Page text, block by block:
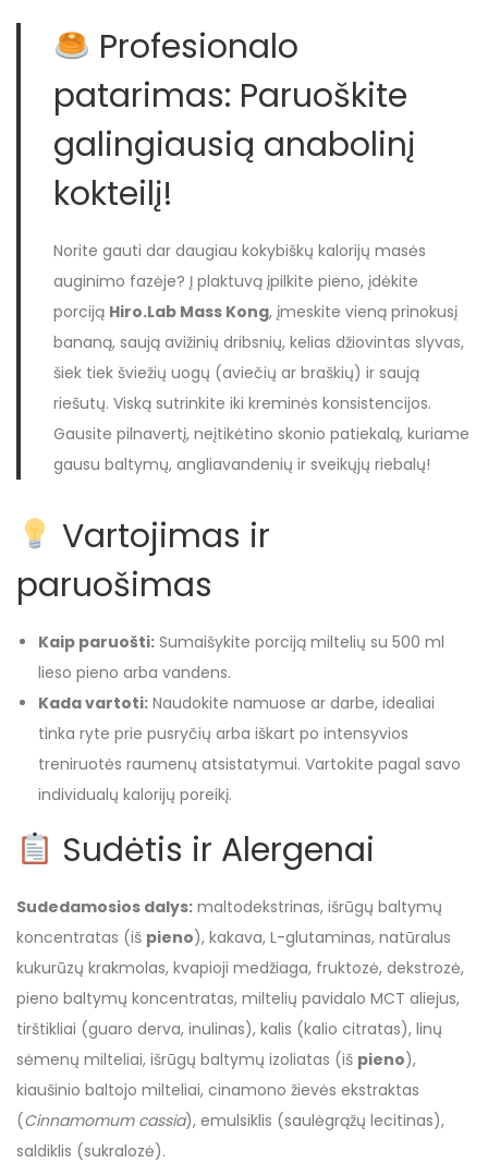
Profesionalo
patarimas: Paruoškite
galingiausią anabolinį
kokteilį!
Norite gauti dar daugiau kokybiškų kalorijų masės
auginimo fazėje? Į plaktuvą įpilkite pieno, įdėkite
porciją Hiro.Lab Mass Kong, įmeskite vieną prinokusį
bananą, saują avižinių dribsnių, kelias džiovintas slyvas,
šiek tiek šviežių uogų (aviečių ar braškių) ir saują
riešutų. Viską sutrinkite iki kreminės konsistencijos.
Gausite pilnavertį, neįtikėtino skonio patiekalą, kuriame
gausu baltymų, angliavandenių ir sveikųjų riebalų!
Vartojimas ir
paruošimas
Kaip paruošti: Sumaišykite porciją miltelių su 500 ml
lieso pieno arba vandens.
Kada vartoti: Naudokite namuose ar darbe, idealiai
tinka ryte prie pusryčių arba iškart po intensyvios
treniruotės raumenų atsistatymui. Vartokite pagal savo
individualų kalorijų poreikį.
Sudėtis ir Alergenai
Sudedamosios dalys: maltodekstrinas, išrūgų baltymų
koncentratas (iš pieno), kakava, L-glutaminas, natūralus
kukurūzų krakmolas, kvapioji medžiaga, fruktozė, dekstrozė,
pieno baltymų koncentratas, miltelių pavidalo MCT aliejus,
tirštikliai (guaro derva, inulinas), kalis (kalio citratas), linų
sėmenų milteliai, išrūgų baltymų izoliatas (iš pieno),
kiaušinio baltojo milteliai, cinamono žievės ekstraktas
(Cinnamomum cassia), emulsiklis (saulėgrąžų lecitinas),
saldiklis (sukralozė).